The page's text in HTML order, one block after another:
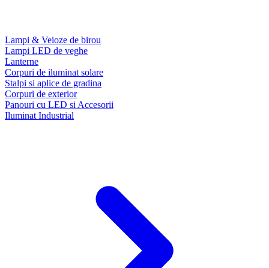
Lampi & Veioze de birou
Lampi LED de veghe
Lanterne
Corpuri de iluminat solare
Stalpi si aplice de gradina
Corpuri de exterior
Panouri cu LED si Accesorii
Iluminat Industrial